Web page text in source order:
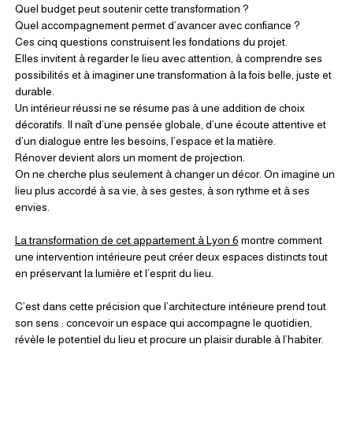
Quel budget peut soutenir cette transformation ?
Quel accompagnement permet d’avancer avec confiance ?
Ces cinq questions construisent les fondations du projet.
Elles invitent à regarder le lieu avec attention, à comprendre ses
possibilités et à imaginer une transformation à la fois belle, juste et
durable.
Un intérieur réussi ne se résume pas à une addition de choix
décoratifs. Il naît d’une pensée globale, d’une écoute attentive et
d’un dialogue entre les besoins, l’espace et la matière.
Rénover devient alors un moment de projection.
On ne cherche plus seulement à changer un décor. On imagine un
lieu plus accordé à sa vie, à ses gestes, à son rythme et à ses
envies.
La transformation de cet appartement à Lyon 6 montre comment
une intervention intérieure peut créer deux espaces distincts tout
en préservant la lumière et l’esprit du lieu.
C’est dans cette précision que l’architecture intérieure prend tout
son sens : concevoir un espace qui accompagne le quotidien,
révèle le potentiel du lieu et procure un plaisir durable à l’habiter.